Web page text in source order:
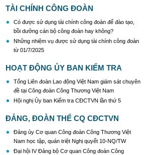
TÀI CHÍNH CÔNG ĐOÀN
Có được sử dụng tài chính công đoàn để đào tạo,
bồi dưỡng cán bộ công đoàn hay không?
Những nhiệm vụ được sử dụng tài chính công đoàn
từ 01/7/2025
HOẠT ĐỘNG ỦY BAN KIỂM TRA
Tổng Liên đoàn Lao động Việt Nam giám sát chuyên
đề tại Công đoàn Công Thương Việt Nam
Hội nghị Ủy ban Kiểm tra CĐCTVN lần thứ 5
ĐẢNG, ĐOÀN THỂ CQ CĐCTVN
Đảng ủy Cơ quan Công đoàn Công Thương Việt
Nam học tập, quán triệt Nghị quyết 10-NQ/TW
Đại hội IV Đảng bộ Cơ quan Công đoàn Công